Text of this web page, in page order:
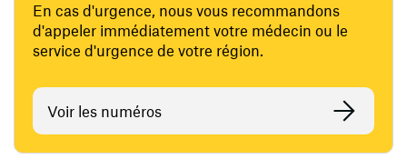
En cas d'urgence, nous vous recommandons
d'appeler immédiatement votre médecin ou le
service d'urgence de votre région.
Voir les numéros